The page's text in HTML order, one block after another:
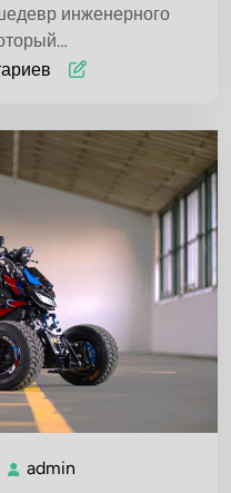
инженерного
07.04.2026
admin